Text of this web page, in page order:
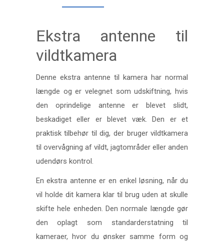
Ekstra antenne til
vildtkamera
Denne ekstra antenne til kamera har normal
længde og er velegnet som udskiftning, hvis
den oprindelige antenne er blevet slidt,
beskadiget eller er blevet væk. Den er et
praktisk tilbehør til dig, der bruger vildtkamera
til overvågning af vildt, jagtområder eller anden
udendørs kontrol.
En ekstra antenne er en enkel løsning, når du
vil holde dit kamera klar til brug uden at skulle
skifte hele enheden. Den normale længde gør
den oplagt som standarderstatning til
kameraer, hvor du ønsker samme form og